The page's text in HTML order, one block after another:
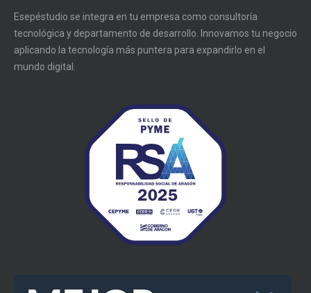
Esepéstudio se integra en tu empresa como consultoría
tecnológica y departamento de desarrollo. Innovamos tu negocio
aplicando la tecnología más puntera para expandirlo en el
mundo digital.